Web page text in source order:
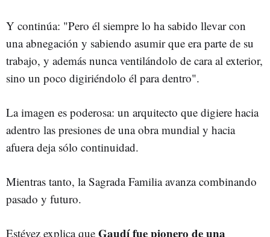
Y continúa: "Pero él siempre lo ha sabido llevar con
una abnegación y sabiendo asumir que era parte de su
trabajo, y además nunca ventilándolo de cara al exterior,
sino un poco digiriéndolo él para dentro".
La imagen es poderosa: un arquitecto que digiere hacia
adentro las presiones de una obra mundial y hacia
afuera deja sólo continuidad.
Mientras tanto, la Sagrada Familia avanza combinando
pasado y futuro.
Estévez explica que Gaudí fue pionero de una